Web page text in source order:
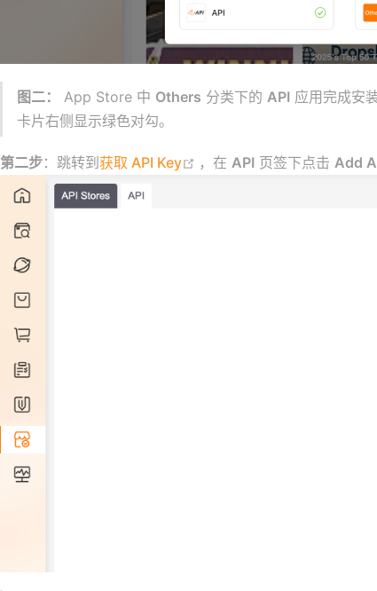
图二： App Store 中 Others 分类下的 API应用完成安
卡片右侧显示绿色对勾。
第二步：跳转到 获取 API Key (opens new window)
，在 API页签下点击 Add